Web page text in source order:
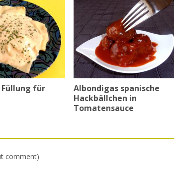
Füllung für
Albondigas spanische
Hackbällchen in
Tomatensauce
comment)